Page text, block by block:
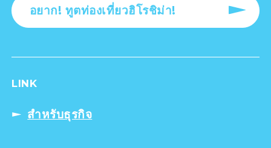
อยาก! ทูตท่องเที่ยวฮิโรชิม่า!
LINK
สำหรับธุรกิจ